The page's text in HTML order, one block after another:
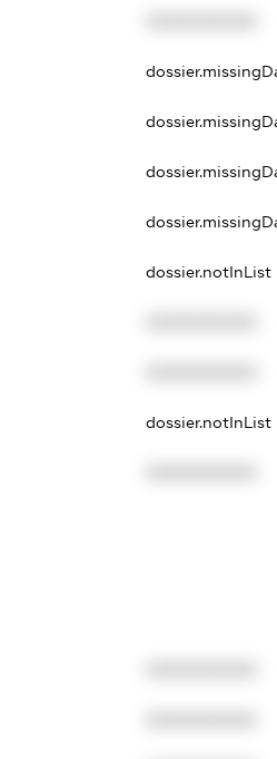
dossier.notInList
dossier.notInList